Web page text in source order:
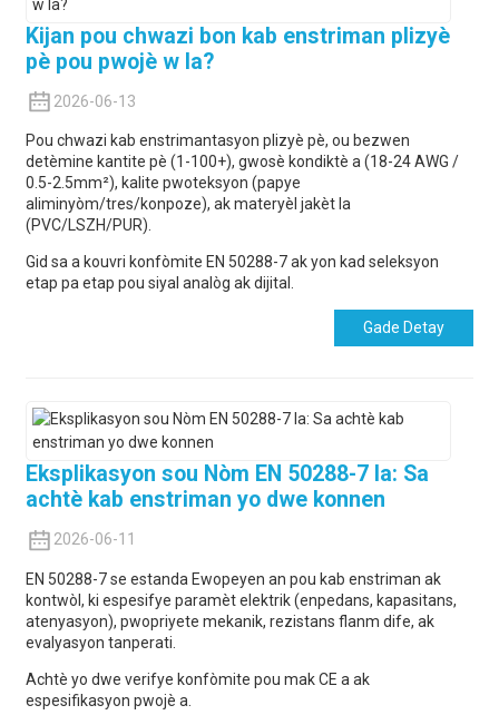
Kijan pou chwazi bon kab enstriman plizyè
pè pou pwojè w la?
2026-06-13
Pou chwazi kab enstrimantasyon plizyè pè, ou bezwen
detèmine kantite pè (1-100+), gwosè kondiktè a (18-24 AWG /
0.5-2.5mm²), kalite pwoteksyon (papye
aliminyòm/tres/konpoze), ak materyèl jakèt la
(PVC/LSZH/PUR).
Gid sa a kouvri konfòmite EN 50288-7 ak yon kad seleksyon
etap pa etap pou siyal analòg ak dijital.
Gade Detay
Eksplikasyon sou Nòm EN 50288-7 la: Sa
achtè kab enstriman yo dwe konnen
2026-06-11
EN 50288-7 se estanda Ewopeyen an pou kab enstriman ak
kontwòl, ki espesifye paramèt elektrik (enpedans, kapasitans,
atenyasyon), pwopriyete mekanik, rezistans flanm dife, ak
evalyasyon tanperati.
Achtè yo dwe verifye konfòmite pou mak CE a ak
espesifikasyon pwojè a.